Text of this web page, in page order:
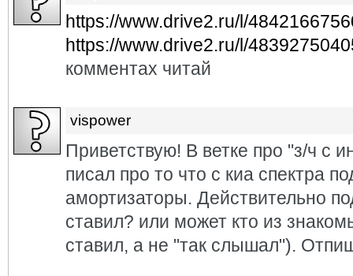
https://www.drive2.ru/l/
https://www.drive2.ru/l/
комментах читай
vispower
Приветствую! В ветке про "з/ч с
писал про то что с киа спектра
амортизаторы. Действительно
ставил? или может кто из
ставил, а не "так слышал").